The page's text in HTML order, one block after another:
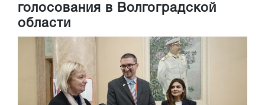
голосования в Волгоградской
области